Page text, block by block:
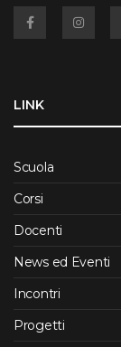
LINK
Scuola
Corsi
Docenti
News ed Eventi
Incontri
Progetti